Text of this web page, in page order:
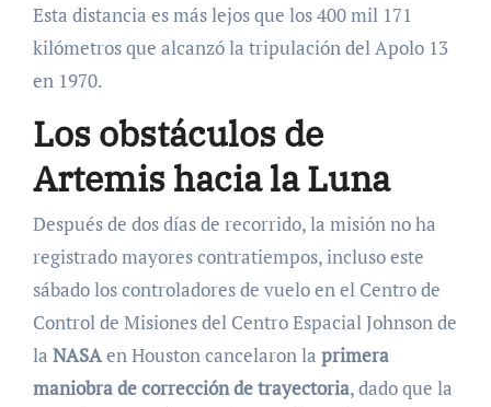
Esta distancia es más lejos que los 400 mil 171
kilómetros que alcanzó la tripulación del Apolo 13
en 1970.
Los obstáculos de
Artemis hacia la Luna
Después de dos días de recorrido, la misión no ha
registrado mayores contratiempos, incluso este
sábado los controladores de vuelo en el Centro de
Control de Misiones del Centro Espacial Johnson de
la NASAen Houston cancelaron la primera
maniobra de corrección de trayectoria, dado que la